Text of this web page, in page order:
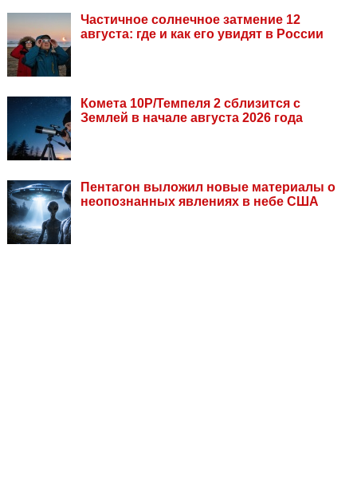
Частичное солнечное затмение 12
августа: где и как его увидят в России
Комета 10P/Темпеля 2 сблизится с
Землей в начале августа 2026 года
Пентагон выложил новые материалы о
неопознанных явлениях в небе США